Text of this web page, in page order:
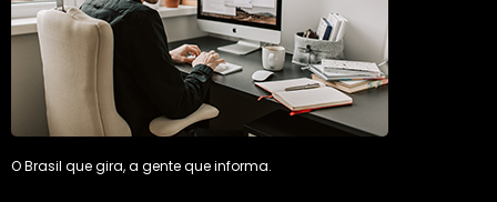
O Brasil que gira, a gente que informa.